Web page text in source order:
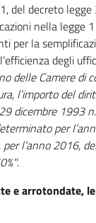
del decreto
nella legge
per la
degli
delle Camere di
l’importo del
dicembre 1993
per
l’anno 2016,
.
e arrotondate,